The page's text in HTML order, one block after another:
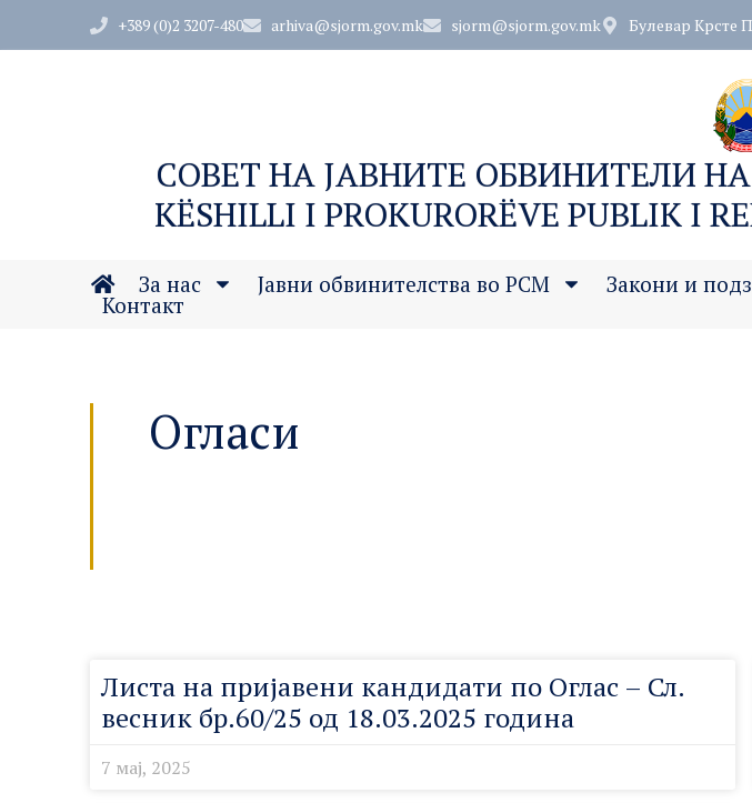
+389 (0)2 3207-480 arhiva@sjorm.gov.mk sjorm@sjorm.gov.mk Булевар Крсте
СОВЕТ НА ЈАВНИТЕ ОБВИНИТЕЛИ
KËSHILLI I PROKURORËVE PUBLIK I
За нас Јавни обвинителства во РСМ Закони и
Контакт
Огласи
Листа на пријавени кандидати по Оглас – Сл.
весник бр.60/25 од 18.03.2025 година
7 мај, 2025